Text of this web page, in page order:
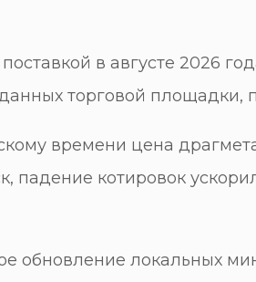
в августе 2026
торговой
времени цена
падение котировок
обновление локальных